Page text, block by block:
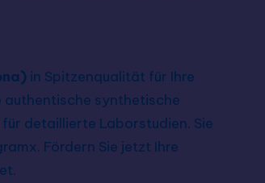
in Spitzenqualität für Ihre
authentische synthetische
detaillierte Laborstudien. Sie
Fördern Sie jetzt Ihre